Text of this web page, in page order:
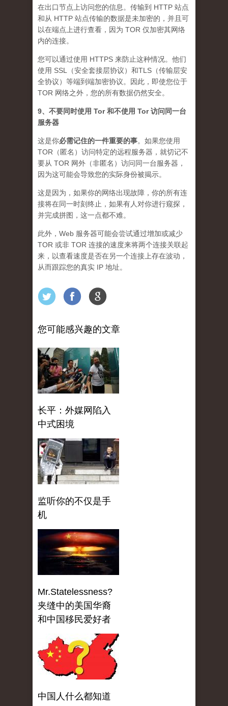
在出口节点上访问您的信息。传输到 HTTP 站点
和从 HTTP 站点传输的数据是未加密的，并且可
以在端点上进行查看，因为 TOR 仅加密其网络
内的连接。
您可以通过使用 HTTPS 来防止这种情况。他们
使用 SSL（安全套接层协议）和TLS（传输层安
全协议）等端到端加密协议。因此，即使您位于
TOR 网络之外，您的所有数据仍然安全。
9、不要同时使用 Tor 和不使用 Tor 访问同一台
服务器
这是你必需记住的一件重要的事。如果您使用
TOR（匿名）访问特定的远程服务器，就切记不
要从 TOR 网外（非匿名）访问同一台服务器，
因为这可能会导致您的实际身份被揭示。
这是因为，如果你的网络出现故障，你的所有连
接将在同一时刻终止，如果有人对你进行窥探，
并完成拼图，这一点都不难。
此外，Web 服务器可能会尝试通过增加或减少
TOR 或非 TOR 连接的速度来将两个连接关联起
来，以查看速度是否在另一个连接上存在波动，
从而跟踪您的真实 IP 地址。
您可能感兴趣的文章
长平：外媒网陷入
中式困境
监听你的不仅是手
机
Mr.Statelessness?
夹缝中的美国华裔
和中国移民爱好者
中国人什么都知道